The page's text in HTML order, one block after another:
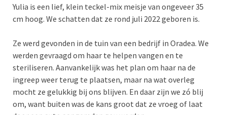
Yulia is een lief, klein teckel-mix meisje van ongeveer 35
cm hoog. We schatten dat ze rond juli 2022 geboren is.
Ze werd gevonden in de tuin van een bedrijf in Oradea. We
werden gevraagd om haar te helpen vangen en te
steriliseren. Aanvankelijk was het plan om haar na de
ingreep weer terug te plaatsen, maar na wat overleg
mocht ze gelukkig bij ons blijven. En daar zijn we zó blij
om, want buiten was de kans groot dat ze vroeg of laat